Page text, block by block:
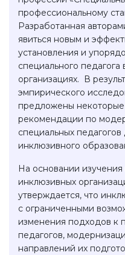
профессиональному
Разработанная
явиться новым и
установления и
специального
организациях. В
эмпирического
предложены некоторые
рекомендации по
специальных
инклюзивного
На основании
инклюзивных
утверждается, что
с ограниченными
изменения подходов к
педагогов,
направлений их